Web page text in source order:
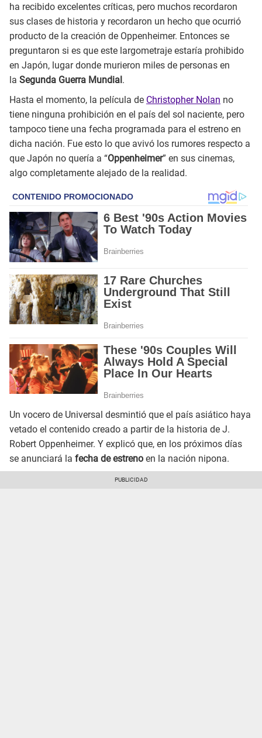
ha recibido excelentes críticas, pero muchos recordaron
sus clases de historia y recordaron un hecho que ocurrió
producto de la creación de Oppenheimer. Entonces se
preguntaron si es que este largometraje estaría prohibido
en Japón, lugar donde murieron miles de personas en
la Segunda Guerra Mundial.
Hasta el momento, la película de Christopher Nolan no
tiene ninguna prohibición en el país del sol naciente, pero
tampoco tiene una fecha programada para el estreno en
dicha nación. Fue esto lo que avivó los rumores respecto a
que Japón no quería a “Oppenheimer” en sus cinemas,
algo completamente alejado de la realidad.
Un vocero de Universal desmintió que el país asiático haya
vetado el contenido creado a partir de la historia de J.
Robert Oppenheimer. Y explicó que, en los próximos días
se anunciará la fecha de estreno en la nación nipona.